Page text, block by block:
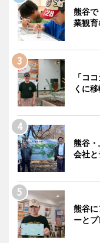
熊谷
業観育
「コ
くに
熊谷
会社
熊谷
ーと